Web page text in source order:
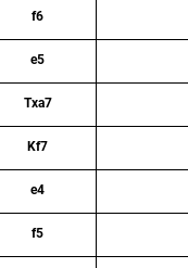
f6
e5
Txa7
Kf7
e4
f5